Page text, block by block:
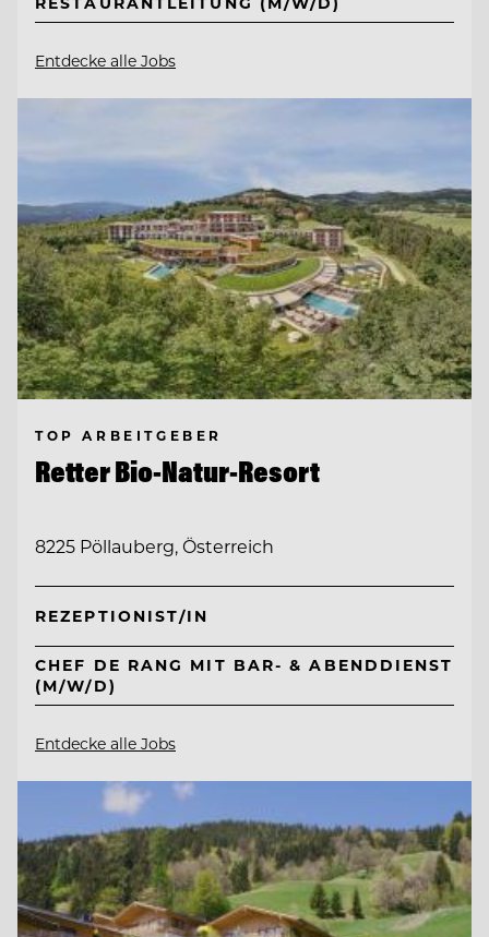
Entdecke alle Jobs
TOP ARBEITGEBER
Retter Bio-Natur-Resort
8225 Pöllauberg, Österreich
REZEPTIONIST/IN
CHEF DE RANG MIT BAR- & ABENDDIENST
(M/W/D)
Entdecke alle Jobs